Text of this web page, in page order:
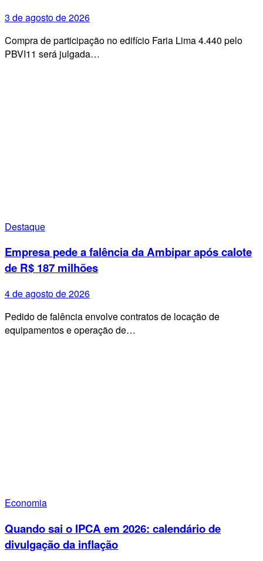
3 de agosto de 2026
Compra de participação no edifício Faria Lima 4.440 pelo
PBVI11 será julgada…
Destaque
Empresa pede a falência da Ambipar após calote
de R$ 187 milhões
4 de agosto de 2026
Pedido de falência envolve contratos de locação de
equipamentos e operação de…
Economia
Quando sai o IPCA em 2026: calendário de
divulgação da inflação